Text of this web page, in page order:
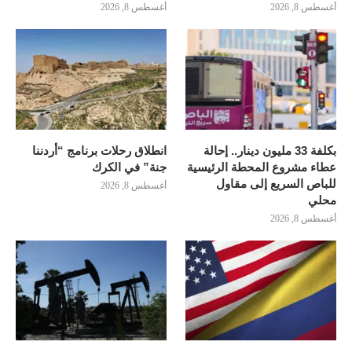
أغسطس 8, 2026 أغسطس 8, 2026
بكلفة 33 مليون دينار.. إحالة
عطاء مشروع المحطة الرئيسية
للباص السريع إلى مقاول
محلي
أغسطس 8, 2026
انطلاق رحلات برنامج “أردننا
جنة” في الكرك
أغسطس 8, 2026